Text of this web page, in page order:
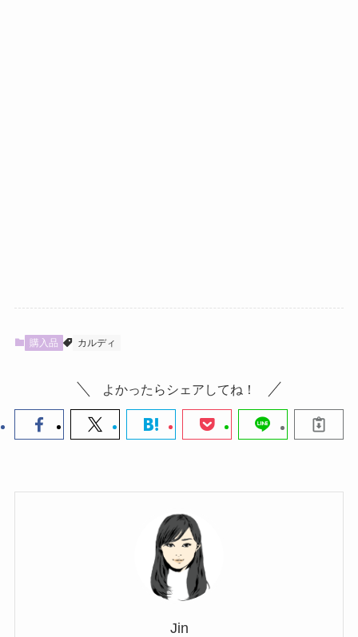
購入品 カルディ
よかったらシェアしてね！
Jin